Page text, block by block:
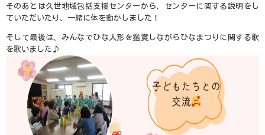
そのあとは久世地域包括支援センターから、センターに関する説明をし
ていただいたり、一緒に体を動かしました！
そして最後は、みんなでひな人形を鑑賞しながらひなまつりに関する歌
を歌いました♪